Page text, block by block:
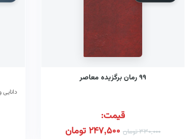
۹۹ رمان برگزیده معاصر
قیمت:
330,000تومان 247,500تومان